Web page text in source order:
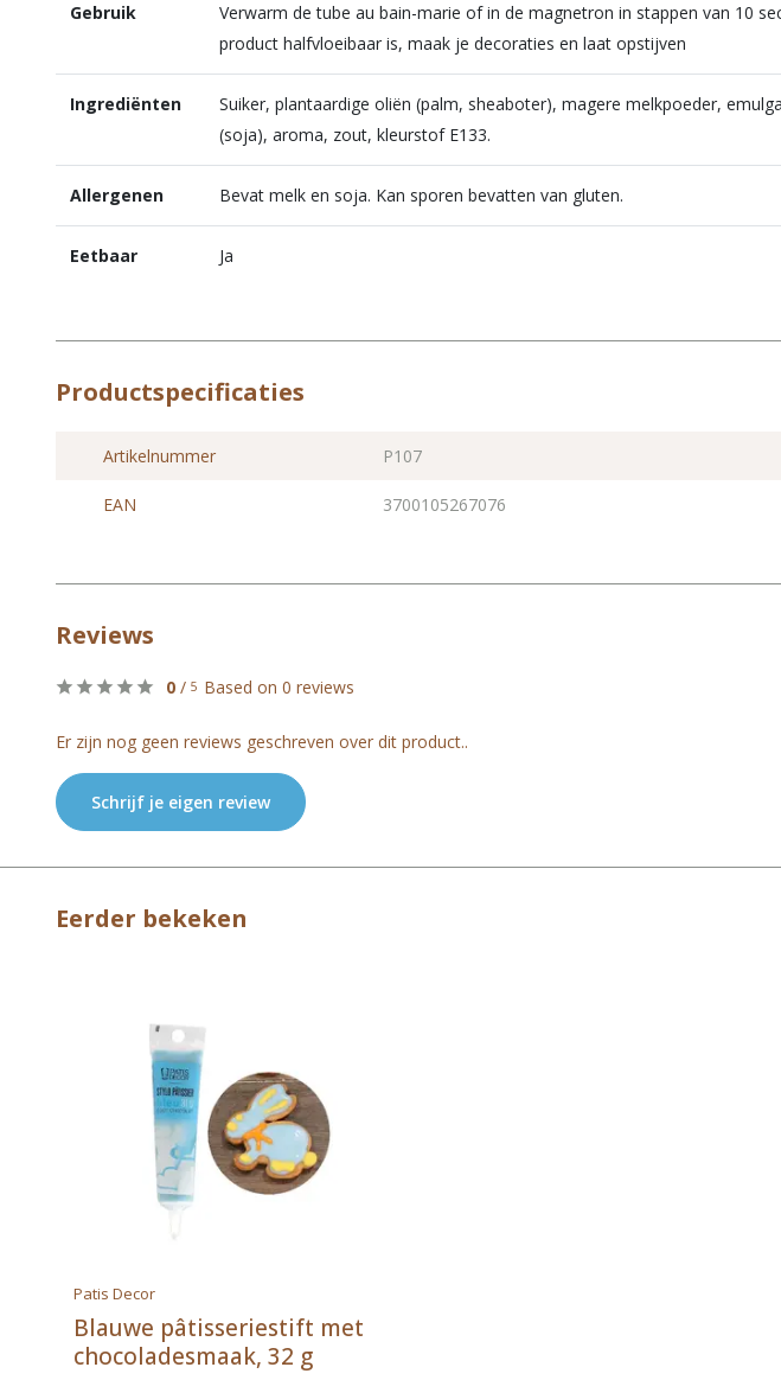
Gebruik
Verwarm de tube au bain-marie of in de magnetron in stappen van 10
product halfvloeibaar is, maak je decoraties en laat opstijven
Ingrediënten
Suiker, plantaardige oliën (palm, sheaboter), magere melkpoeder,
(soja), aroma, zout, kleurstof E133.
Allergenen Bevat melk en soja. Kan sporen bevatten van gluten.
Eetbaar Ja
Productspecificaties
Artikelnummer P107
EAN 3700105267076
Reviews
0 / 5 Based on 0 reviews
Er zijn nog geen reviews geschreven over dit product..
Schrijf je eigen review
Eerder bekeken
Patis Decor
Blauwe pâtisseriestift met
chocoladesmaak, 32 g